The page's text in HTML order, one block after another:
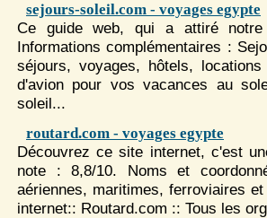
sejours-soleil.com - voyages egypte
Ce guide web, qui a attiré notre
Informations complémentaires :
séjours, voyages, hôtels,
d'avion pour vos vacances au
soleil...
routard.com - voyages egypte
Découvrez ce site internet, c'est
note : 8,8/10. Noms et
aériennes, maritimes, ferroviaires
internet:: Routard.com :: Tous les